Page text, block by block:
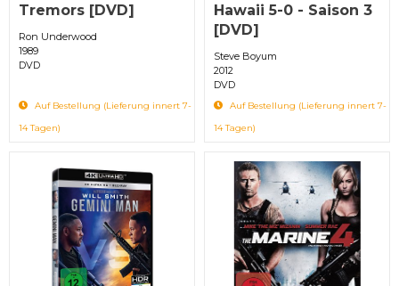
Tremors [DVD]
Ron Underwood
1989
DVD
Auf Bestellung (Lieferung innert 7-
14 Tagen)
Hawaii 5-0 - Saison 3
[DVD]
Steve Boyum
2012
DVD
Auf Bestellung (Lieferung innert 7-
14 Tagen)